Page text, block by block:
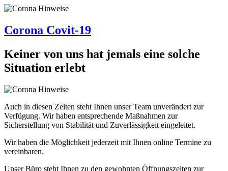
Corona Covit-19
Keiner von uns hat jemals eine solche
Situation erlebt
Auch in diesen Zeiten steht Ihnen unser Team unverändert zur
Verfügung. Wir haben entsprechende Maßnahmen zur
Sicherstellung von Stabilität und Zuverlässigkeit eingeleitet.
Wir haben die Möglichkeit jederzeit mit Ihnen online Termine zu
vereinbaren.
Unser Büro steht Ihnen zu den gewohnten Öffnungszeiten zur